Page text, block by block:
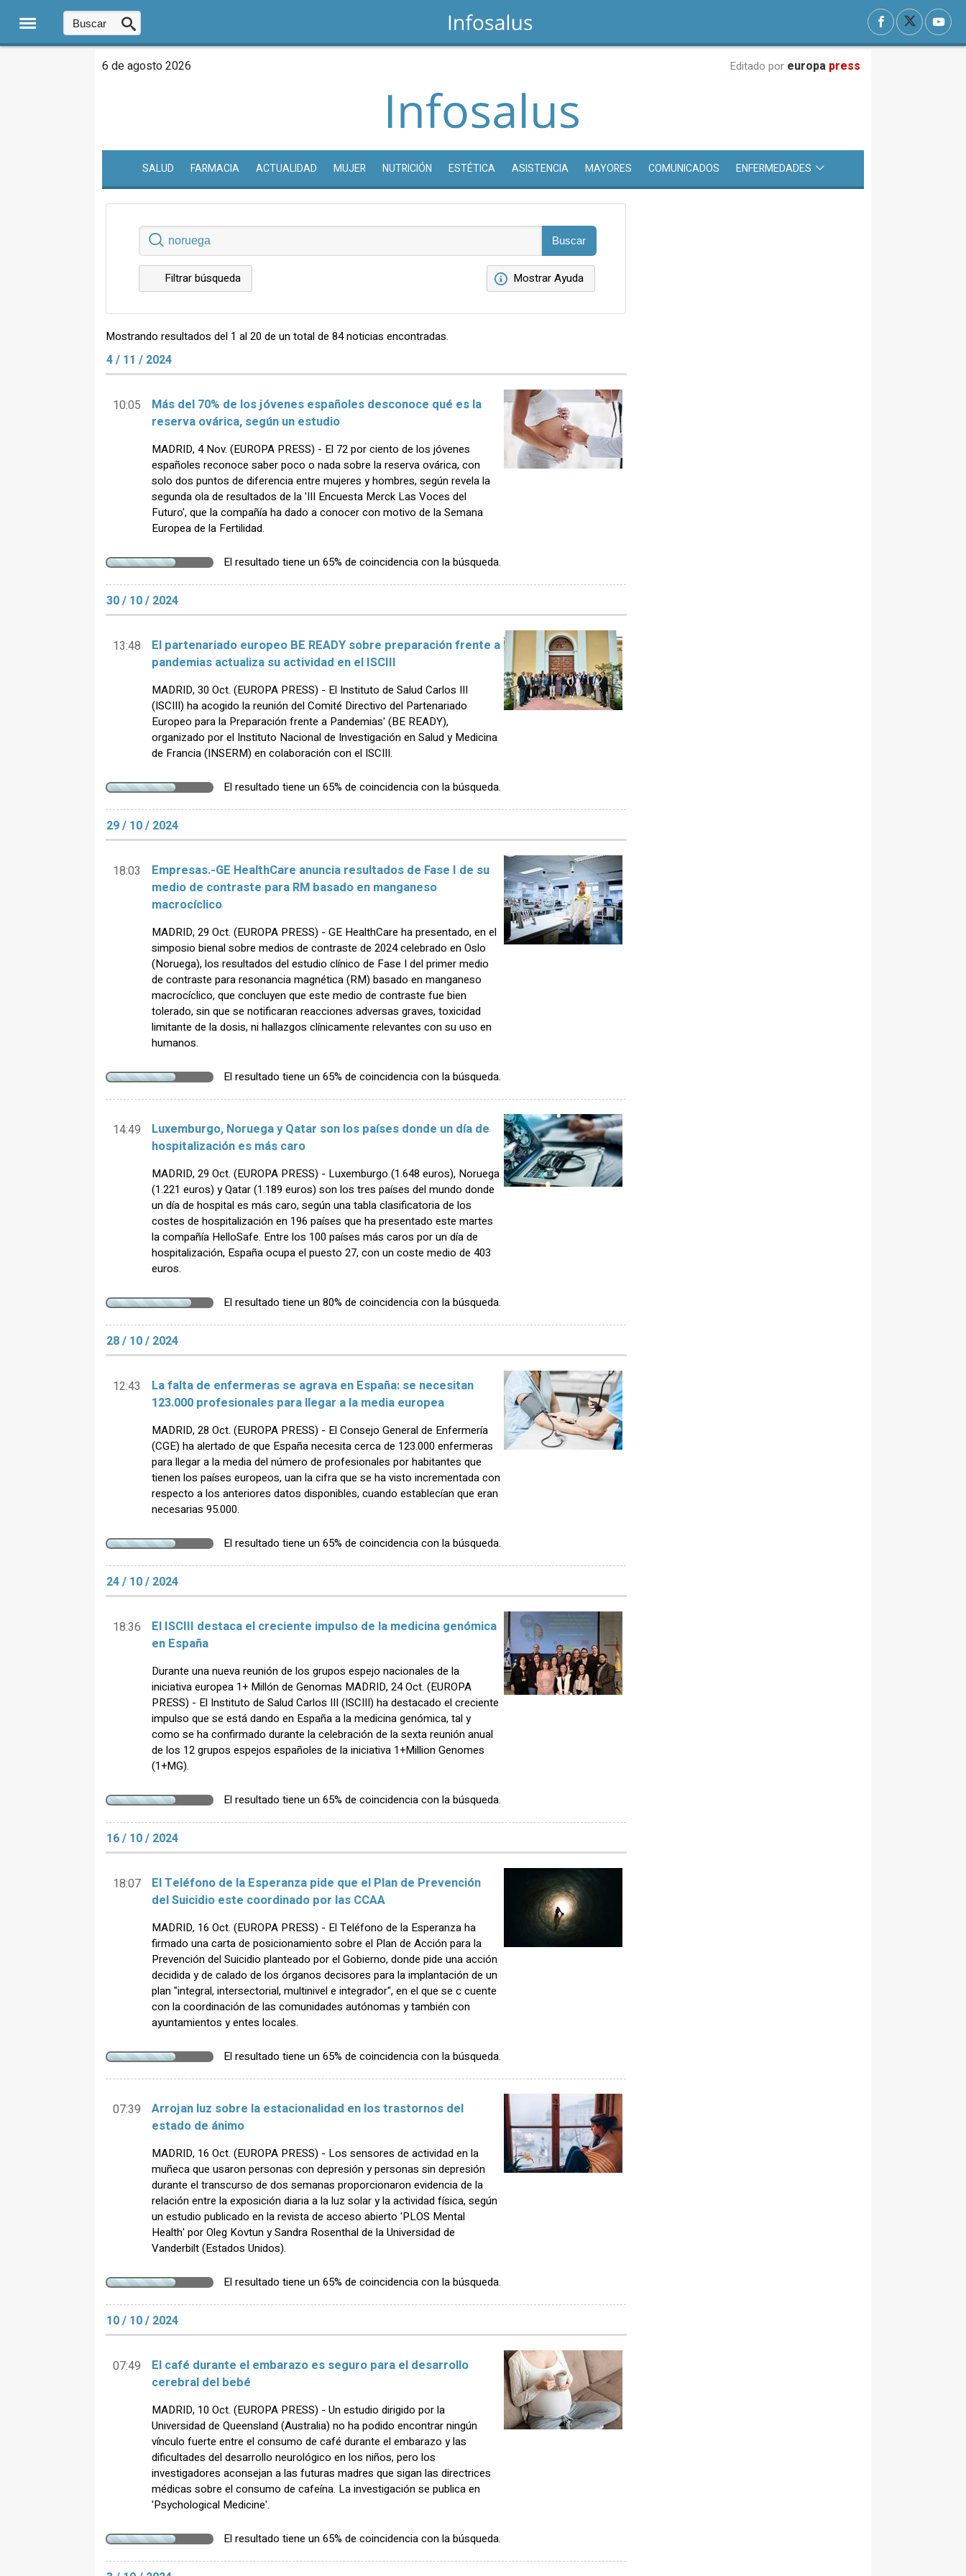
6 de agosto 2026 Editado por europa press
SALUD FARMACIA ACTUALIDAD MUJER NUTRICIÓN ESTÉTICA ASISTENCIA MAYORES COMUNICADOS ENFERMEDADES
Filtrar búsqueda Mostrar Ayuda
Mostrando resultados del 1 al 20 de un total de 84 noticias encontradas.
4 / 11 / 2024
10:05
Más del 70% de los jóvenes españoles desconoce qué es la
reserva ovárica, según un estudio
MADRID, 4 Nov. (EUROPA PRESS) - El 72 por ciento de los jóvenes
españoles reconoce saber poco o nada sobre la reserva ovárica, con
solo dos puntos de diferencia entre mujeres y hombres, según revela la
segunda ola de resultados de la 'III Encuesta Merck Las Voces del
Futuro', que la compañía ha dado a conocer con motivo de la Semana
Europea de la Fertilidad.
El resultado tiene un 65% de coincidencia con la búsqueda.
30 / 10 / 2024
13:48
El partenariado europeo BE READY sobre preparación frente a
pandemias actualiza su actividad en el ISCIII
MADRID, 30 Oct. (EUROPA PRESS) - El Instituto de Salud Carlos III
(ISCIII) ha acogido la reunión del Comité Directivo del Partenariado
Europeo para la Preparación frente a Pandemias' (BE READY),
organizado por el Instituto Nacional de Investigación en Salud y Medicina
de Francia (INSERM) en colaboración con el ISCIII.
El resultado tiene un 65% de coincidencia con la búsqueda.
29 / 10 / 2024
18:03
Empresas.-GE HealthCare anuncia resultados de Fase I de su
medio de contraste para RM basado en manganeso
macrocíclico
MADRID, 29 Oct. (EUROPA PRESS) - GE HealthCare ha presentado, en el
simposio bienal sobre medios de contraste de 2024 celebrado en Oslo
(Noruega), los resultados del estudio clínico de Fase I del primer medio
de contraste para resonancia magnética (RM) basado en manganeso
macrocíclico, que concluyen que este medio de contraste fue bien
tolerado, sin que se notificaran reacciones adversas graves, toxicidad
limitante de la dosis, ni hallazgos clínicamente relevantes con su uso en
humanos.
El resultado tiene un 65% de coincidencia con la búsqueda.
14:49
Luxemburgo, Noruega y Qatar son los países donde un día de
hospitalización es más caro
MADRID, 29 Oct. (EUROPA PRESS) - Luxemburgo (1.648 euros), Noruega
(1.221 euros) y Qatar (1.189 euros) son los tres países del mundo donde
un día de hospital es más caro, según una tabla clasificatoria de los
costes de hospitalización en 196 países que ha presentado este martes
la compañía HelloSafe. Entre los 100 países más caros por un día de
hospitalización, España ocupa el puesto 27, con un coste medio de 403
euros.
El resultado tiene un 80% de coincidencia con la búsqueda.
28 / 10 / 2024
12:43
La falta de enfermeras se agrava en España: se necesitan
123.000 profesionales para llegar a la media europea
MADRID, 28 Oct. (EUROPA PRESS) - El Consejo General de Enfermería
(CGE) ha alertado de que España necesita cerca de 123.000 enfermeras
para llegar a la media del número de profesionales por habitantes que
tienen los países europeos, uan la cifra que se ha visto incrementada con
respecto a los anteriores datos disponibles, cuando establecían que eran
necesarias 95.000.
El resultado tiene un 65% de coincidencia con la búsqueda.
24 / 10 / 2024
18:36
El ISCIII destaca el creciente impulso de la medicina genómica
en España
Durante una nueva reunión de los grupos espejo nacionales de la
iniciativa europea 1+ Millón de Genomas MADRID, 24 Oct. (EUROPA
PRESS) - El Instituto de Salud Carlos III (ISCIII) ha destacado el creciente
impulso que se está dando en España a la medicina genómica, tal y
como se ha confirmado durante la celebración de la sexta reunión anual
de los 12 grupos espejos españoles de la iniciativa 1+Million Genomes
(1+MG).
El resultado tiene un 65% de coincidencia con la búsqueda.
16 / 10 / 2024
18:07
El Teléfono de la Esperanza pide que el Plan de Prevención
del Suicidio este coordinado por las CCAA
MADRID, 16 Oct. (EUROPA PRESS) - El Teléfono de la Esperanza ha
firmado una carta de posicionamiento sobre el Plan de Acción para la
Prevención del Suicidio planteado por el Gobierno, donde pide una acción
decidida y de calado de los órganos decisores para la implantación de un
plan "integral, intersectorial, multinivel e integrador", en el que se c cuente
con la coordinación de las comunidades autónomas y también con
ayuntamientos y entes locales.
El resultado tiene un 65% de coincidencia con la búsqueda.
07:39
Arrojan luz sobre la estacionalidad en los trastornos del
estado de ánimo
MADRID, 16 Oct. (EUROPA PRESS) - Los sensores de actividad en la
muñeca que usaron personas con depresión y personas sin depresión
durante el transcurso de dos semanas proporcionaron evidencia de la
relación entre la exposición diaria a la luz solar y la actividad física, según
un estudio publicado en la revista de acceso abierto 'PLOS Mental
Health' por Oleg Kovtun y Sandra Rosenthal de la Universidad de
Vanderbilt (Estados Unidos).
El resultado tiene un 65% de coincidencia con la búsqueda.
10 / 10 / 2024
07:49
El café durante el embarazo es seguro para el desarrollo
cerebral del bebé
MADRID, 10 Oct. (EUROPA PRESS) - Un estudio dirigido por la
Universidad de Queensland (Australia) no ha podido encontrar ningún
vínculo fuerte entre el consumo de café durante el embarazo y las
dificultades del desarrollo neurológico en los niños, pero los
investigadores aconsejan a las futuras madres que sigan las directrices
médicas sobre el consumo de cafeína. La investigación se publica en
'Psychological Medicine'.
El resultado tiene un 65% de coincidencia con la búsqueda.